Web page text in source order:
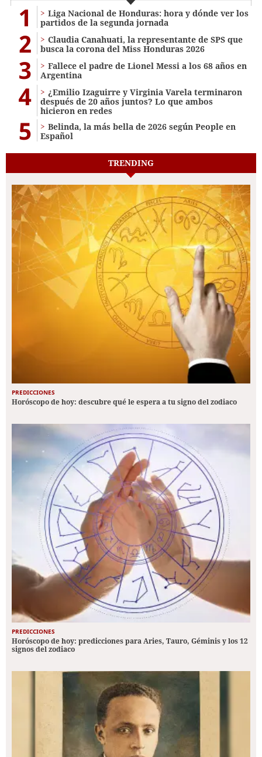
1
Liga Nacional de Honduras: hora y dónde ver los
partidos de la segunda jornada
2
Claudia Canahuati, la representante de SPS que
busca la corona del Miss Honduras 2026
3
Fallece el padre de Lionel Messi a los 68 años en
Argentina
4
¿Emilio Izaguirre y Virginia Varela terminaron
después de 20 años juntos? Lo que ambos
hicieron en redes
5
Belinda, la más bella de 2026 según People en
Español
TRENDING
PREDICCIONES
Horóscopo de hoy: descubre qué le espera a tu signo del zodiaco
PREDICCIONES
Horóscopo de hoy: predicciones para Aries, Tauro, Géminis y los 12
signos del zodiaco